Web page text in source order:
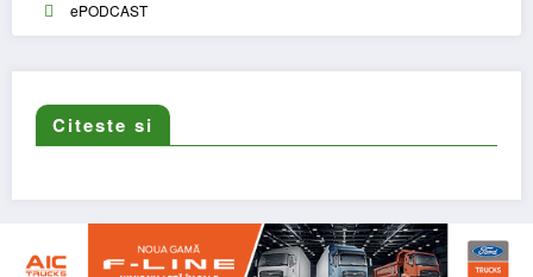
ePODCAST
Citeste si